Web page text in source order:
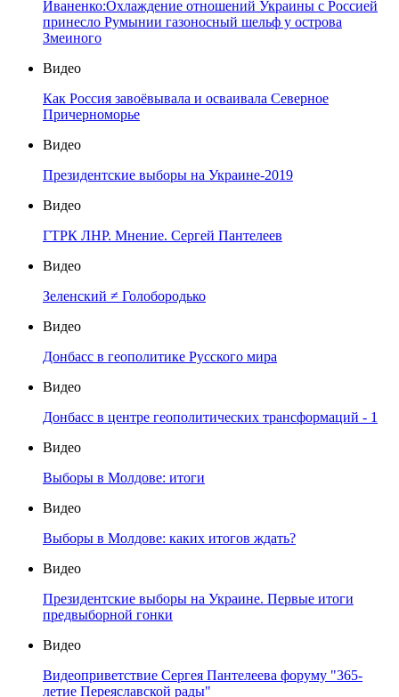
Иваненко:Охлаждение отношений Украины с Россией
принесло Румынии газоносный шельф у острова
Змеиного
Видео
Как Россия завоёвывала и осваивала Северное
Причерноморье
Видео
Президентские выборы на Украине-2019
Видео
ГТРК ЛНР. Мнение. Сергей Пантелеев
Видео
Зеленский ≠ Голобородько
Видео
Донбасс в геополитике Русского мира
Видео
Донбасс в центре геополитических трансформаций - 1
Видео
Выборы в Молдове: итоги
Видео
Выборы в Молдове: каких итогов ждать?
Видео
Президентские выборы на Украине. Первые итоги
предвыборной гонки
Видео
Видеоприветствие Сергея Пантелеева форуму "365-
летие Переяславской рады"